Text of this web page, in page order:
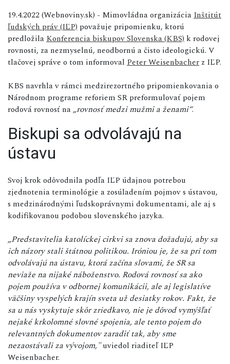
19.4.2022 (Webnoviny.sk) - Mimovládna organizácia Inštitút
ľudských práv (IĽP) považuje pripomienku, ktorú
predložila Konferencia biskupov Slovenska (KBS) k rodovej
rovnosti, za nezmyselnú, neodbornú a čisto ideologickú. V
tlačovej správe o tom informoval Peter Weisenbacher z IĽP.
KBS navrhla v rámci medzirezortného pripomienkovania o
Národnom programe reforiem SR preformulovať pojem
rodová rovnosť na „rovnosť medzi mužmi a ženami“.
Biskupi sa odvolávajú na
ústavu
Svoj krok odôvodnila podľa IĽP údajnou potrebou
zjednotenia terminológie a zosúladením pojmov s ústavou,
s medzinárodnými ľudskoprávnymi dokumentami, ale aj s
kodifikovanou podobou slovenského jazyka.
„Predstavitelia katolíckej cirkvi sa znova dožadujú, aby sa
ich názory stali štátnou politikou. Iróniou je, že sa pri tom
odvolávajú na ústavu, ktorá začína slovami, že SR sa
neviaže na nijaké náboženstvo. Rodová rovnosť sa ako
pojem používa v odbornej komunikácii, ale aj legislatíve
väčšiny vyspelých krajín sveta už desiatky rokov. Fakt, že
sa u nás vyskytuje skôr zriedkavo, nie je dôvod vymýšľať
nejaké krkolomné slovné spojenia, ale tento pojem do
relevantných dokumentov zaradiť tak, aby sme
nezaostávali za vývojom,"uviedol riaditeľ IĽP
Weisenbacher.